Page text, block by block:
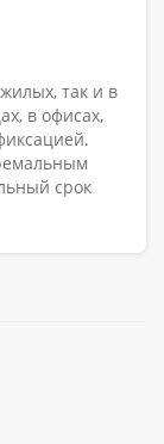
так и в
в офисах,
срок